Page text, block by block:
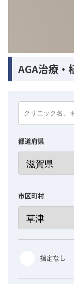
AGA治療・
都道府県
市区町村
指定なし